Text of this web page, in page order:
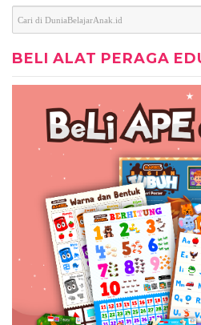
BELI ALAT PERAGA